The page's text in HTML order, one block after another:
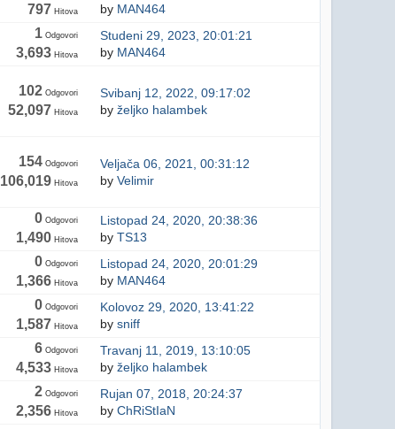
797 Hitova
by MAN464
1Odgovori
3,693Hitova
Studeni 29, 2023, 20:01:21
by MAN464
102Odgovori
52,097 Hitova
Svibanj 12, 2022, 09:17:02
by željko halambek
154Odgovori
106,019Hitova
Veljača 06, 2021, 00:31:12
by Velimir
0Odgovori
1,490Hitova
Listopad 24, 2020, 20:38:36
by TS13
0Odgovori
1,366Hitova
Listopad 24, 2020, 20:01:29
by MAN464
0Odgovori
1,587 Hitova
Kolovoz 29, 2020, 13:41:22
by sniff
6Odgovori
4,533Hitova
Travanj 11, 2019, 13:10:05
by željko halambek
2Odgovori
2,356Hitova
Rujan 07, 2018, 20:24:37
by ChRiStIaN